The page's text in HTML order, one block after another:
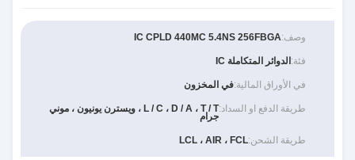
وصف:IC CPLD 440MC 5.4NS 256FBGA
فئة: الدوائر المتكاملة IC
في الأوراق المالية:في المخزون
طريقة الدفع او السداد: L / C ، D / A ، T / T ، ويسترن يونيون ، موني
جرام
طريقة الشحن:LCL ، AIR ، FCL